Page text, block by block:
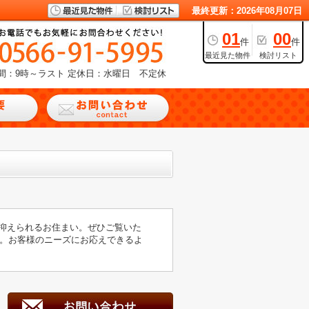
最終更新：2026年08月07日
01件
最近見た物件
00件
検討リスト
：9時～ラスト 定休日：水曜日 不定休
えられるお住まい。ぜひご覧いた
お客様のニーズにお応えできるよ